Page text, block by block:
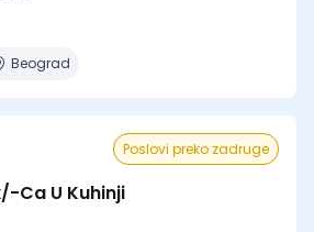
Beograd
Poslovi preko zadruge
Ca U Kuhinji